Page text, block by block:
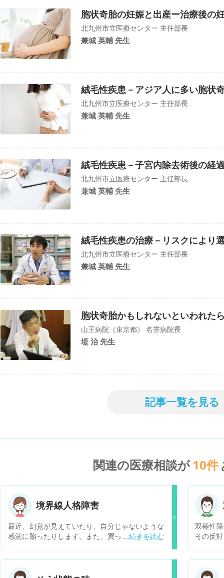
胞状奇胎の妊娠と出産ー治療後の
北九州市立医療センター 主任部長
兼城 英輔 先生
絨毛性疾患－アジア人に多い胞状
北九州市立医療センター 主任部長
兼城 英輔 先生
絨毛性疾患－子宮内除去術後の経
北九州市立医療センター 主任部長
兼城 英輔 先生
絨毛性疾患の治療－リスクにより
北九州市立医療センター 主任部長
兼城 英輔 先生
胞状奇胎かもしれないといわれた
山王病院（東京都） 名誉病院長
堤 治 先生
記事一覧を見る
関連の医療相談が10件
境界線人格障害
最近、幻覚が見えていたり、自分じゃないような
感覚に陥ったりします。また、買ったはずのない
は自分が他人を殺しているようなのを見ます幻覚
双極性
その反